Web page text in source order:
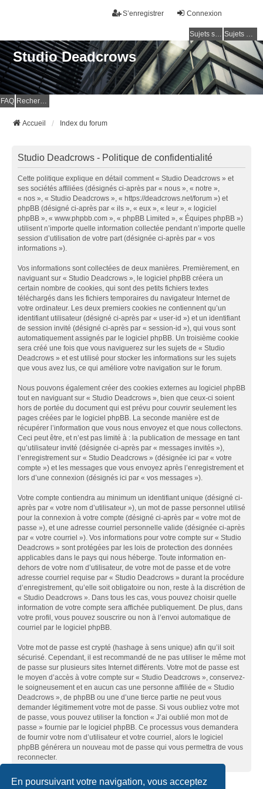
En poursuivant votre navigation, vous acceptez
Connexion
S’enregistrer
Sujets sans réponse Sujets actifs
Studio Deadcrows
FAQ Rechercher
Accueil Index du forum
Studio Deadcrows - Politique de confidentialité
Cette politique explique en détail comment « Studio Deadcrows » et
ses sociétés affiliées (désignés ci-après par « nous », « notre »,
« nos », « Studio Deadcrows », « https://deadcrows.net/forum ») et
phpBB (désigné ci-après par « ils », « eux », « leur », « logiciel
phpBB », « www.phpbb.com », « phpBB Limited », « Équipes phpBB »)
utilisent n’importe quelle information collectée pendant n’importe quelle
session d’utilisation de votre part (désignée ci-après par « vos
informations »).
Vos informations sont collectées de deux manières. Premièrement, en
naviguant sur « Studio Deadcrows », le logiciel phpBB créera un
certain nombre de cookies, qui sont des petits fichiers textes
téléchargés dans les fichiers temporaires du navigateur Internet de
votre ordinateur. Les deux premiers cookies ne contiennent qu’un
identifiant utilisateur (désigné ci-après par « user-id ») et un identifiant
de session invité (désigné ci-après par « session-id »), qui vous sont
automatiquement assignés par le logiciel phpBB. Un troisième cookie
sera créé une fois que vous naviguerez sur les sujets de « Studio
Deadcrows » et est utilisé pour stocker les informations sur les sujets
que vous avez lus, ce qui améliore votre navigation sur le forum.
Nous pouvons également créer des cookies externes au logiciel phpBB
tout en naviguant sur « Studio Deadcrows », bien que ceux-ci soient
hors de portée du document qui est prévu pour couvrir seulement les
pages créées par le logiciel phpBB. La seconde manière est de
récupérer l’information que vous nous envoyez et que nous collectons.
Ceci peut être, et n’est pas limité à : la publication de message en tant
qu’utilisateur invité (désignée ci-après par « messages invités »),
l’enregistrement sur « Studio Deadcrows » (désignée ici par « votre
compte ») et les messages que vous envoyez après l’enregistrement et
lors d’une connexion (désignés ici par « vos messages »).
Votre compte contiendra au minimum un identifiant unique (désigné ci-
après par « votre nom d’utilisateur »), un mot de passe personnel utilisé
pour la connexion à votre compte (désigné ci-après par « votre mot de
passe »), et une adresse courriel personnelle valide (désignée ci-après
par « votre courriel »). Vos informations pour votre compte sur « Studio
Deadcrows » sont protégées par les lois de protection des données
applicables dans le pays qui nous héberge. Toute information en-
dehors de votre nom d’utilisateur, de votre mot de passe et de votre
adresse courriel requise par « Studio Deadcrows » durant la procédure
d’enregistrement, qu’elle soit obligatoire ou non, reste à la discrétion de
« Studio Deadcrows ». Dans tous les cas, vous pouvez choisir quelle
information de votre compte sera affichée publiquement. De plus, dans
votre profil, vous pouvez souscrire ou non à l’envoi automatique de
courriel par le logiciel phpBB.
Votre mot de passe est crypté (hashage à sens unique) afin qu’il soit
sécurisé. Cependant, il est recommandé de ne pas utiliser le même mot
de passe sur plusieurs sites Internet différents. Votre mot de passe est
le moyen d’accès à votre compte sur « Studio Deadcrows », conservez-
le soigneusement et en aucun cas une personne affiliée de « Studio
Deadcrows », de phpBB ou une d’une tierce partie ne peut vous
demander légitimement votre mot de passe. Si vous oubliez votre mot
de passe, vous pouvez utiliser la fonction « J’ai oublié mon mot de
passe » fournie par le logiciel phpBB. Ce processus vous demandera
de fournir votre nom d’utilisateur et votre courriel, alors le logiciel
phpBB générera un nouveau mot de passe qui vous permettra de vous
reconnecter.